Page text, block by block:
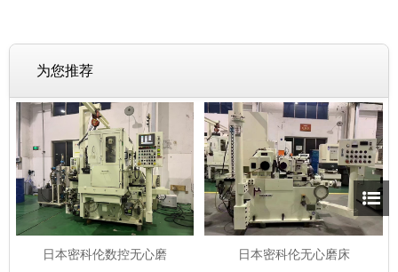
为您推荐
​日本密科伦数控无心磨 日本密科伦无心磨床